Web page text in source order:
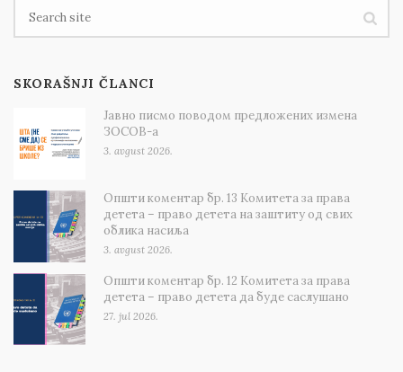
SKORAŠNJI ČLANCI
Јавно писмо поводом предложених измена
ЗОСОВ-а
3. avgust 2026.
Општи коментар бр. 13 Комитета за права
детета – право детета на заштиту од свих
облика насиља
3. avgust 2026.
Општи коментар бр. 12 Комитета за права
детета – право детета да буде саслушано
27. jul 2026.